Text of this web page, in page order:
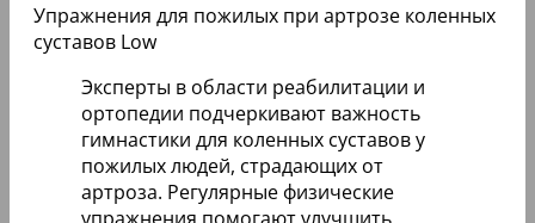
Упражнения для пожилых при артрозе коленных
суставов Low
Эксперты в области реабилитации и
ортопедии подчеркивают важность
гимнастики для коленных суставов у
пожилых людей, страдающих от
артроза. Регулярные физические
упражнения помогают улучшить